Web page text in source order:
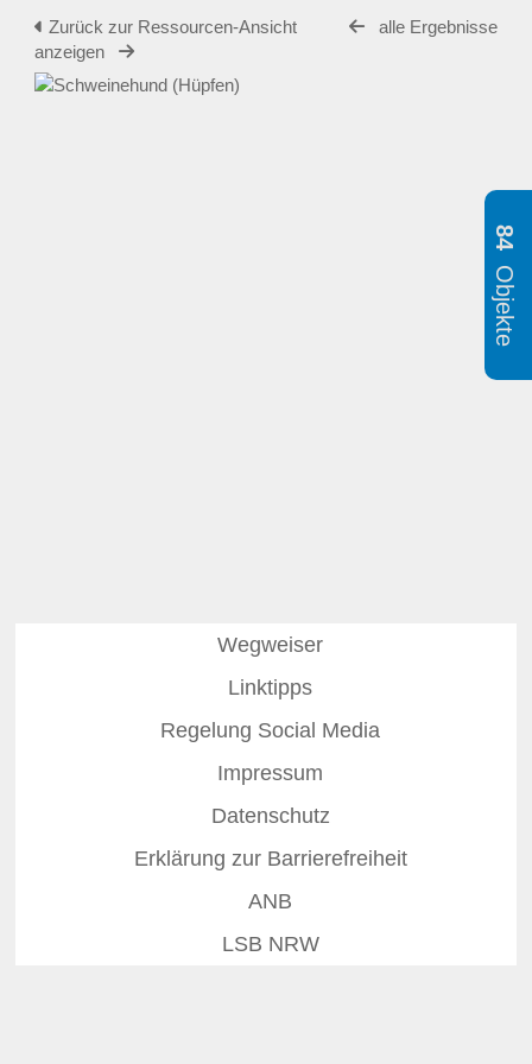
Zurück zur Ressourcen-Ansicht
alle Ergebnisse
anzeigen
Wegweiser
Linktipps
Regelung Social Media
Impressum
Datenschutz
Erklärung zur Barrierefreiheit
ANB
LSB NRW
84
Objekte